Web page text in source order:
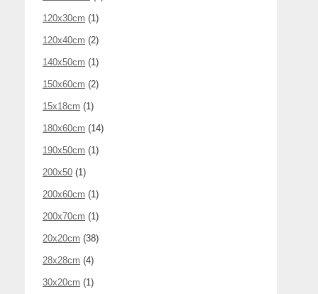
120x30cm (1)
120x40cm (2)
140x50cm (1)
150x60cm (2)
15x18cm (1)
180x60cm (14)
190x50cm (1)
200x50 (1)
200x60cm (1)
200x70cm (1)
20x20cm (38)
28x28cm (4)
30x20cm (1)